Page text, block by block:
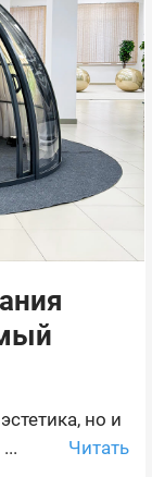
но и
Читать